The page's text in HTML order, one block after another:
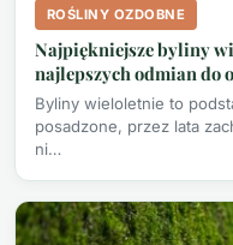
ROŚLINY OZDOBNE
Najpiękniejsze byliny
najlepszych odmian do
Byliny wieloletnie to
posadzone, przez lata
ni…